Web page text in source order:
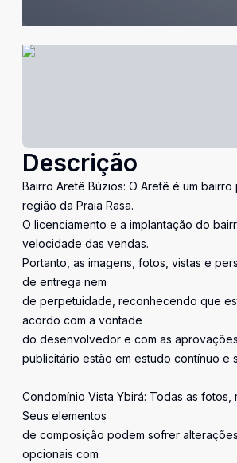
Descrição
Bairro Aretê Búzios: O Aretê é um
região da Praia Rasa.
O licenciamento e a implantação do
velocidade das vendas.
Portanto, as imagens, fotos, vistas e
de entrega nem
de perpetuidade, reconhecendo que
acordo com a vontade
do desenvolvedor e com as
publicitário estão em estudo contínuo
Condomínio Vista Ybirá: Todas as
Seus elementos
de composição podem sofrer
opcionais com